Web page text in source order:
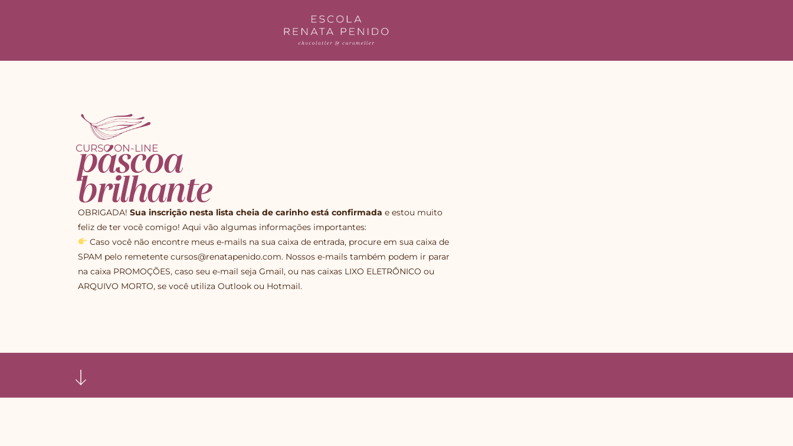
CURSO ON-LINE
páscoa
brilhante
OBRIGADA! Sua inscrição nesta lista cheia de carinho está confirmada e estou muito
feliz de ter você comigo! Aqui vão algumas informações importantes:
Caso você não encontre meus e-mails na sua caixa de entrada, procure em sua caixa de
SPAM pelo remetente cursos@renatapenido.com. Nossos e-mails também podem ir parar
na caixa PROMOÇÕES, caso seu e-mail seja Gmail, ou nas caixas LIXO ELETRÔNICO ou
ARQUIVO MORTO, se você utiliza Outlook ou Hotmail.